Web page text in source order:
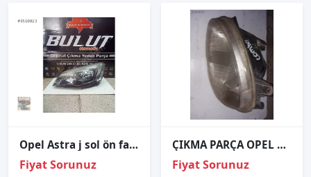
Opel Astra j sol ön far orjinal çıkma
Fiyat Sorunuz
ÇIKMA PARÇA OPEL COMBO SOL ÖN FAR
Fiyat Sorunuz